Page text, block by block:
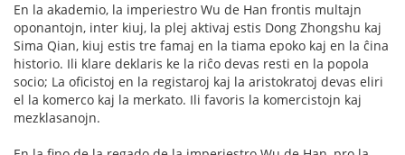
En la akademio, la imperiestro Wu de Han frontis multajn
oponantojn, inter kiuj, la plej aktivaj estis Dong Zhongshu kaj
Sima Qian, kiuj estis tre famaj en la tiama epoko kaj en la ĉina
historio. Ili klare deklaris ke la riĉo devas resti en la popola
socio; La oficistoj en la registaroj kaj la aristokratoj devas eliri
el la komerco kaj la merkato. Ili favoris la komercistojn kaj
mezklasanojn.